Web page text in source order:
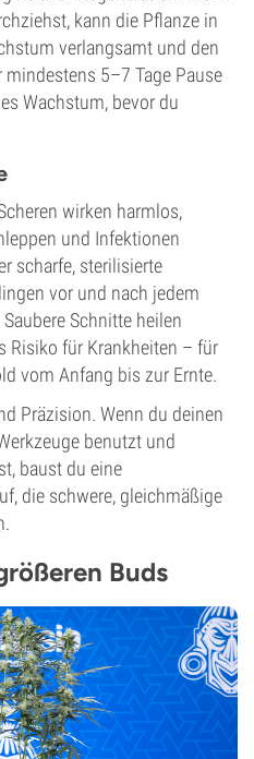
kann die Pflanze in
verlangsamt und den
5–7 Tage Pause
Wachstum, bevor du
wirken harmlos,
und Infektionen
scharfe, sterilisierte
vor und nach jedem
Schnitte heilen
Risiko für Krankheiten – für
vom Anfang bis zur Ernte.
Präzision. Wenn du deinen
benutzt und
baust du eine
die schwere, gleichmäßige
Buds